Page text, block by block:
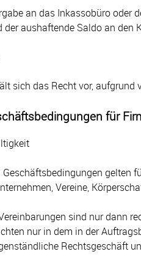
an das Inkassobüro oder
der aushaftende Saldo an den
sich das Recht vor,
für
gelten
Vereine,
sind nur dann
nur in dem in der
Rechtsgeschäft